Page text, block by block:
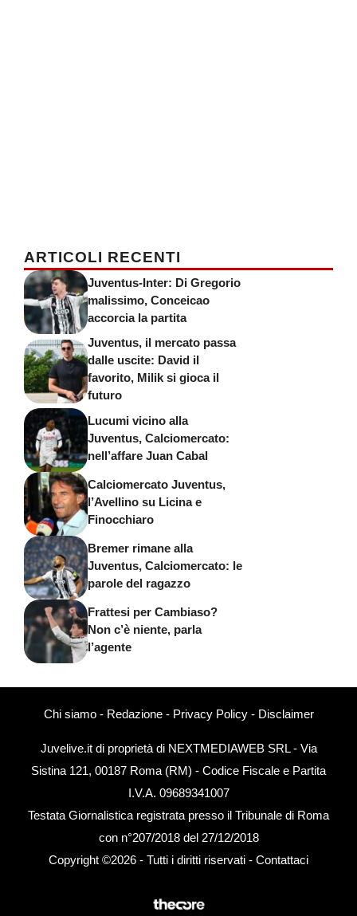
ARTICOLI RECENTI
Juventus-Inter: Di Gregorio
malissimo, Conceicao
accorcia la partita
Juventus, il mercato passa
dalle uscite: David il
favorito, Milik si gioca il
futuro
Lucumi vicino alla
Juventus, Calciomercato:
nell’affare Juan Cabal
Calciomercato Juventus,
l’Avellino su Licina e
Finocchiaro
Bremer rimane alla
Juventus, Calciomercato: le
parole del ragazzo
Frattesi per Cambiaso?
Non c’è niente, parla
l’agente
Chi siamo- Redazione- Privacy Policy- Disclaimer
Juvelive.it di proprietà di NEXTMEDIAWEB SRL - Via
Sistina 121, 00187 Roma (RM) - Codice Fiscale e Partita
I.V.A. 09689341007
Testata Giornalistica registrata presso il Tribunale di Roma
con n°207/2018 del 27/12/2018
Copyright ©2026 - Tutti i diritti riservati - Contattaci